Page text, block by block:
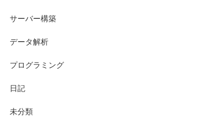
サーバー構築
データ解析
プログラミング
日記
未分類